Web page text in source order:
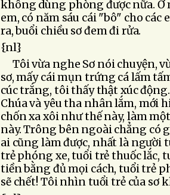
không dùng phòng được nữa. Ở
em, có năm sáu cái "bô" cho các
ra, buổi chiều sơ đem đi rửa.
{nl}
Tôi vừa nghe Sơ nói chuyện,
sơ, mấy cái mụn trứng cá lấm
cúc trắng, tôi thấy thật xúc
Chúa và yêu tha nhân lắm, mới
chốn xa xôi như thế này, làm
này. Trông bên ngoài chẳng có
ai cũng làm được, nhất là người
trẻ phóng xe, tuổi trẻ thuốc lắc,
tiền bằng đủ mọi cách, tuổi trẻ
sẽ chết! Tôi nhìn tuổi trẻ của sơ